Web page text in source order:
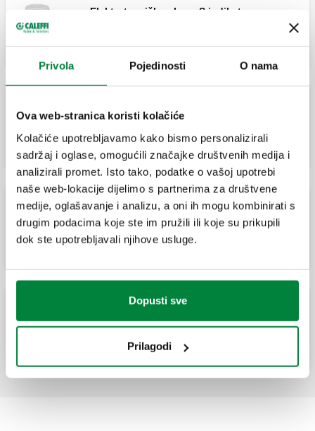
Privola Pojedinosti O nama
Ova web-stranica koristi kolačiće
Kolačiće upotrebljavamo kako bismo personalizirali
sadržaj i oglase, omogućili značajke društvenih medija i
analizirali promet. Isto tako, podatke o vašoj upotrebi
naše web-lokacije dijelimo s partnerima za društvene
medije, oglašavanje i analizu, a oni ih mogu kombinirati s
drugim podacima koje ste im pružili ili koje su prikupili
dok ste upotrebljavali njihove usluge.
Dopusti sve
Prilagodi
Elektrotermička glava. S indikatorom
Elektrotermička glava. Brza montaža
Elektrotermička glava niske potrošnje
električne energije. Brza montaža
zahvaljujući adapteru.
električne energije. Brza montaža